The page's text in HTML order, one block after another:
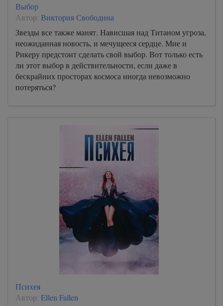
Выбор
Автор: Виктория Свободина
Звезды все также манят. Нависшая над Титаном угроза,
неожиданная новость, и мечущееся сердце. Мие и
Рикеру предстоит сделать свой выбор. Вот только есть
ли этот выбор в действительности, если даже в
бескрайних просторах космоса иногда невозможно
потеряться?
Психея
Автор: Ellen Fallen